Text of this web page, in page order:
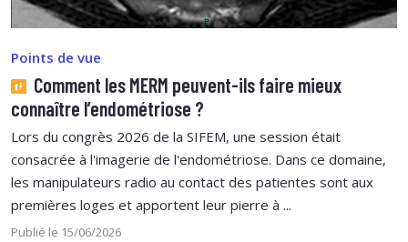
Points de vue
Comment les MERM peuvent-ils faire mieux
connaître l’endométriose ?
Lors du congrès 2026 de la SIFEM, une session était
consacrée à l'imagerie de l'endométriose. Dans ce domaine,
les manipulateurs radio au contact des patientes sont aux
premières loges et apportent leur pierre à ...
Publié le 15/06/2026